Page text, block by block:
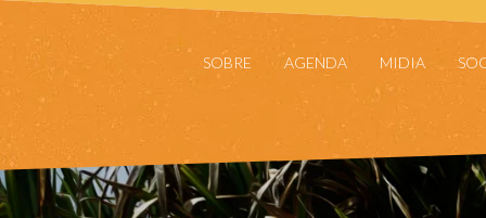
SOBRE AGENDA MIDIA